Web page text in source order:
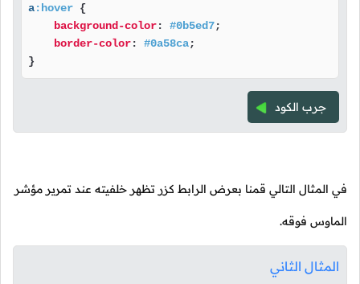
a:hover {
background-color: #0b5ed7;
border-color: #0a58ca;
}
جرب الكود
في المثال التالي قمنا بعرض الرابط كزر تظهر خلفيته عند تمرير مؤشر
الماوس فوقه.
المثال الثاني